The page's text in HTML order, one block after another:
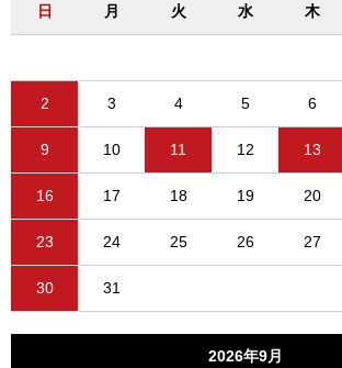
日 月 火 水 木
2 3 4 5 6
9 10 11 12 13
16 17 18 19 20
23 24 25 26 27
30 31
2026年9月